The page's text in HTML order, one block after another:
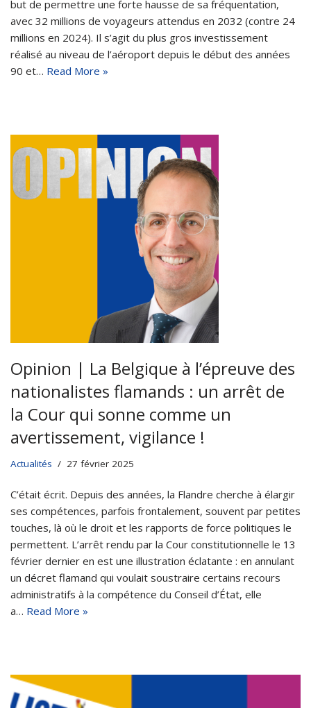
but de permettre une forte hausse de sa fréquentation,
avec 32 millions de voyageurs attendus en 2032 (contre 24
millions en 2024). Il s’agit du plus gros investissement
réalisé au niveau de l’aéroport depuis le début des années
90 et… Read More »
Opinion | La Belgique à l’épreuve des
nationalistes flamands : un arrêt de
la Cour qui sonne comme un
avertissement, vigilance !
Actualités 27 février 2025
C’était écrit. Depuis des années, la Flandre cherche à élargir
ses compétences, parfois frontalement, souvent par petites
touches, là où le droit et les rapports de force politiques le
permettent. L’arrêt rendu par la Cour constitutionnelle le 13
février dernier en est une illustration éclatante : en annulant
un décret flamand qui voulait soustraire certains recours
administratifs à la compétence du Conseil d’État, elle
a… Read More »